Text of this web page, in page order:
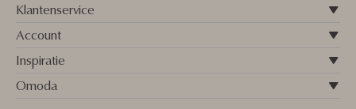
Klantenservice
Account
Inspiratie
Omoda